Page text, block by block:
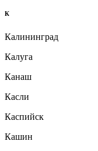
К
Калининград
Калуга
Канаш
Касли
Каспийск
Кашин